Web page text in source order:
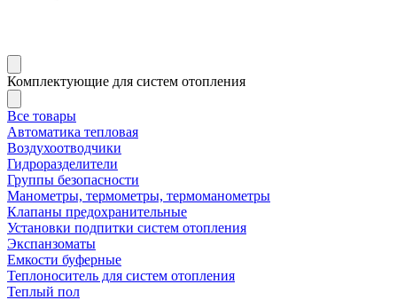
Комплектующие для систем отопления
Все товары
Автоматика тепловая
Воздухоотводчики
Гидроразделители
Группы безопасности
Манометры, термометры, термоманометры
Клапаны предохранительные
Установки подпитки систем отопления
Экспанзоматы
Емкости буферные
Теплоноситель для систем отопления
Теплый пол